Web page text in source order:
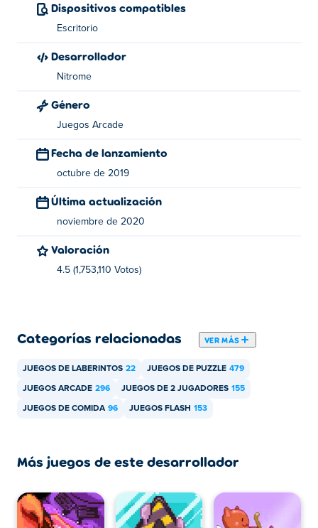
de tus gélidas aventuras solo o junto con un amigo aquí
Cómo jugar:
Mover - WASD o teclas de flecha
Sobre el creador:
Bad Ice-Cream fue creado por Nitrome como un juego
flash y luego emulado en HTML5 por AwayFL. Juega los
Swindler 2
Final Ninja Zero
Silly Sausage
Swindler
Twin Shot 2
Cave Chaos
Cave Chaos 2
Dispositivos compatibles
Escritorio
Desarrollador
Nitrome
Género
Juegos Arcade
Fecha de lanzamiento
octubre de 2019
Última actualización
noviembre de 2020
Valoración
4.5 (1,753,110 Votos)
Categorías relacionadas VER MÁS
JUEGOS DE LABERINTOS 22 JUEGOS DE PUZZLE 479
JUEGOS ARCADE 296 JUEGOS DE 2 JUGADORES 155
JUEGOS DE COMIDA 96 JUEGOS FLASH 153
Más juegos de este desarrollador